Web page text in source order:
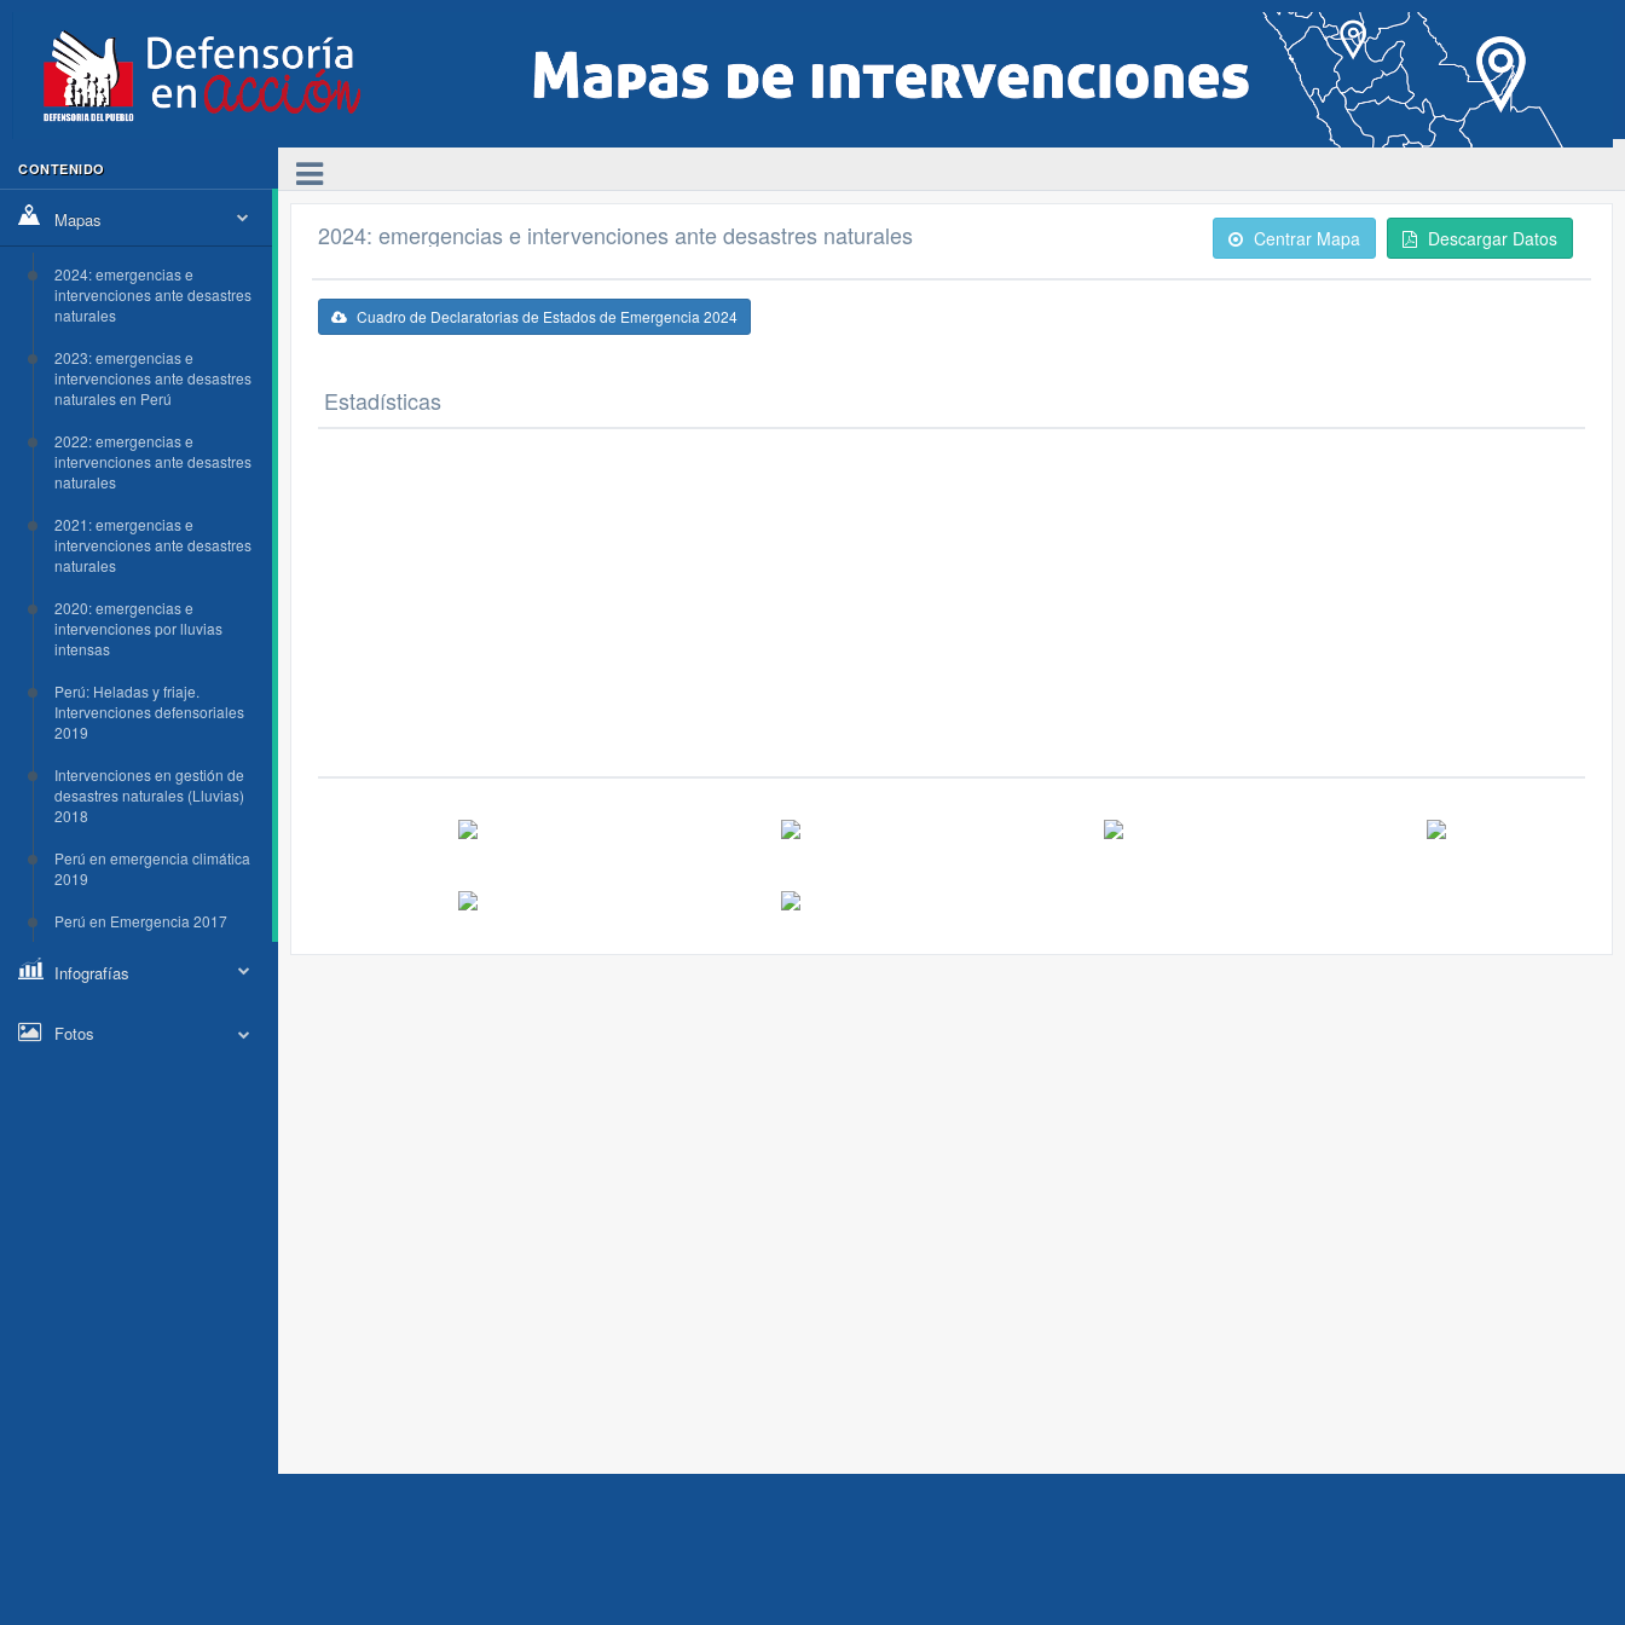
CONTENIDO
Mapas
2024: emergencias e
intervenciones ante desastres
naturales
2023: emergencias e
intervenciones ante desastres
naturales en Perú
2022: emergencias e
intervenciones ante desastres
naturales
2021: emergencias e
intervenciones ante desastres
naturales
2020: emergencias e
intervenciones por lluvias
intensas
Perú: Heladas y friaje.
Intervenciones defensoriales
2019
Intervenciones en gestión de
desastres naturales (Lluvias)
2018
Perú en emergencia climática
2019
Perú en Emergencia 2017
Infografías
Fotos
2024: emergencias e intervenciones ante desastres naturales Centrar Mapa Descargar Datos
Cuadro de Declaratorias de Estados de Emergencia 2024
Estadísticas